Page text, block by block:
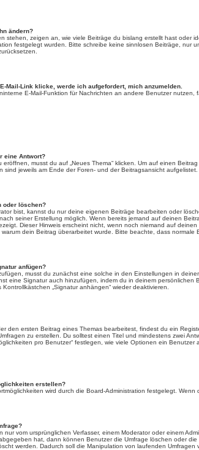
ändern?
stehen, zeigen an, wie viele Beiträge du bislang erstellt hast oder
festgelegt wurden. Bitte schreibe keine sinnlosen Beiträge,
Mail-Link klicke, werde ich aufgefordert, mich anzumelden.
E-Mail-Funktion für Nachrichten an andere Benutzer
eine Antwort?
musst du auf „Neues Thema“ klicken. Um auf einen
jeweils am Ende der Foren- und der Beitragsansicht
oder löschen?
bist, kannst du nur deine eigenen Beiträge bearbeiten oder
seiner Erstellung möglich. Wenn bereits jemand auf deinen
Dieser Hinweis erscheint nicht, wenn noch niemand auf
dein Beitrag überarbeitet wurde. Bitte beachte, dass
anfügen?
musst du zunächst eine solche in den Einstellungen in
eine Signatur auch hinzufügen, indem du in deinem
„Signatur anhängen“ wieder deaktivieren.
den ersten Beitrag eines Themas bearbeitest, findest du ein
zu erstellen. Du solltest einen Titel und mindestens zwei
pro Benutzer“ festlegen, wie viele Optionen ein
erstellen?
wird durch die Board-Administration festgelegt.
vom ursprünglichen Verfasser, einem Moderator oder einem
hat, dann können Benutzer die Umfrage löschen oder
werden. Dadurch soll die Manipulation von laufenden Umfragen